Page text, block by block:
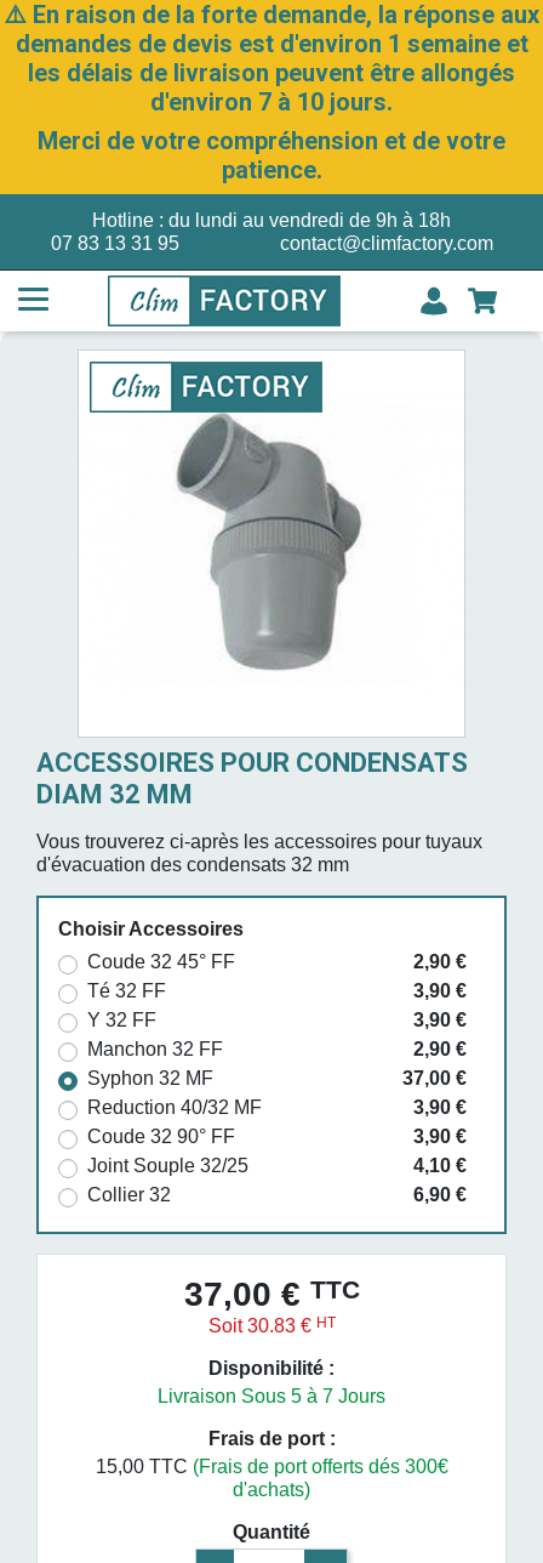
⚠️ En raison de la forte demande, la réponse aux
demandes de devis est d'environ 1 semaine et
les délais de livraison peuvent être allongés
d'environ 7 à 10 jours.
Merci de votre compréhension et de votre
patience.
07 83 13 31 95
Hotline : du lundi au vendredi de 9h à 18h
contact@climfactory.com
ACCESSOIRES POUR CONDENSATS
DIAM 32 MM
Vous trouverez ci-après les accessoires pour tuyaux
d'évacuation des condensats 32 mm
Choisir Accessoires
Coude 32 45° FF
2,90 €
Té 32 FF
3,90 €
Y 32 FF
3,90 €
Manchon 32 FF
2,90 €
Syphon 32 MF
37,00 €
Reduction 40/32 MF
3,90 €
Coude 32 90° FF
3,90 €
Joint Souple 32/25
4,10 €
Collier 32
6,90 €
37,00 € TTC
Soit 30.83 € HT
Disponibilité :
Livraison Sous 5 à 7 Jours
Frais de port :
15,00 TTC (Frais de port offerts dés 300€
d'achats)
Quantité